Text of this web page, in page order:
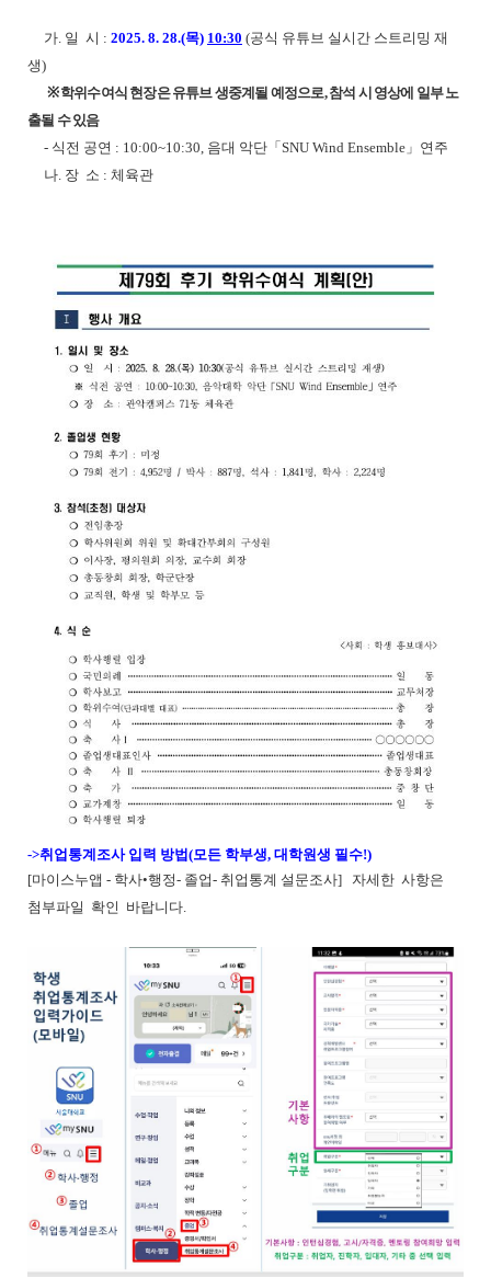
가. 일 시 : 2025. 8. 28.(목) 10:30 (공식 유튜브 실시간 스트리밍 재
생)
※학위수여식 현장은 유튜브 생중계될 예정으로, 참석 시 영상에 일부 노
출될 수 있음
- 식전 공연 : 10:00~10:30, 음대 악단「SNU Wind Ensemble」연주
나. 장 소 : 체육관
->취업통계조사 입력 방법(모든 학부생, 대학원생 필수!)
[마이스누앱 - 학사•행정- 졸업- 취업통계 설문조사] 자세한 사항은
첨부파일 확인 바랍니다.